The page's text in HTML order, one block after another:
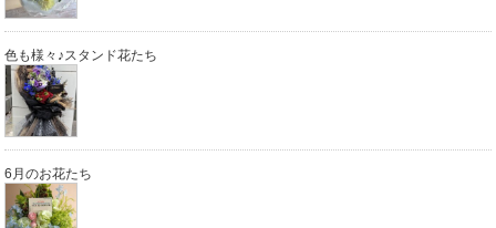
色も様々♪スタンド花たち
6月のお花たち